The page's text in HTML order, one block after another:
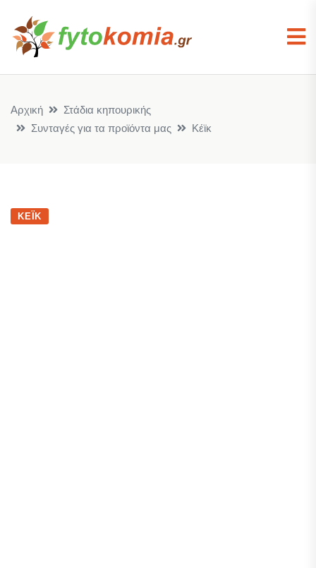
Αρχική
Στάδια κηπουρικής
Συνταγές για τα προϊόντα μας
Κέϊκ
ΚΈΪΚ